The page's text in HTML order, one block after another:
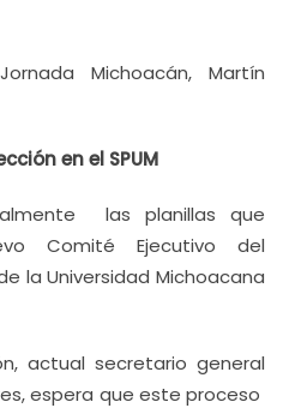
Michoacán, Martín
en el SPUM
las planillas que
Comité Ejecutivo del
la Universidad Michoacana
actual secretario general
espera que este proceso